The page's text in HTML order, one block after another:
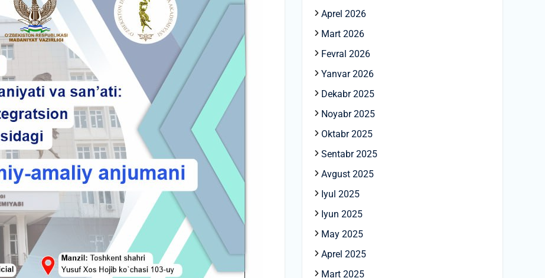
Aprel 2026
Mart 2026
Fevral 2026
Yanvar 2026
Dekabr 2025
Noyabr 2025
Oktabr 2025
Sentabr 2025
Avgust 2025
Iyul 2025
Iyun 2025
May 2025
Aprel 2025
Mart 2025